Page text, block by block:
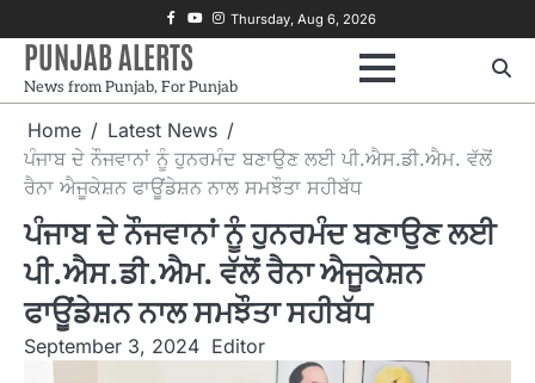
to
content
Facebook
Youtube
Instagram
Thursday, Aug 6, 2026
PUNJAB ALERTS
News from Punjab, For Punjab
Home
Latest News
ਪੰਜਾਬ ਦੇ ਨੌਜਵਾਨਾਂ ਨੂੰ ਹੁਨਰਮੰਦ ਬਣਾਉਣ ਲਈ ਪੀ.ਐਸ.ਡੀ.ਐਮ. ਵੱਲੋਂ
ਰੈਨਾ ਐਜੂਕੇਸ਼ਨ ਫਾਊਂਡੇਸ਼ਨ ਨਾਲ ਸਮਝੌਤਾ ਸਹੀਬੱਧ
ਪੰਜਾਬ ਦੇ ਨੌਜਵਾਨਾਂ ਨੂੰ ਹੁਨਰਮੰਦ ਬਣਾਉਣ ਲਈ
ਪੀ.ਐਸ.ਡੀ.ਐਮ. ਵੱਲੋਂ ਰੈਨਾ ਐਜੂਕੇਸ਼ਨ
ਫਾਊਂਡੇਸ਼ਨ ਨਾਲ ਸਮਝੌਤਾ ਸਹੀਬੱਧ
September 3, 2024 Editor